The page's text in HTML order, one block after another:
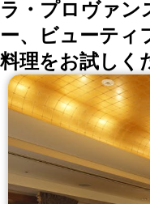
ラ・プロヴァン
ー、ビューティ
料理をお試しく